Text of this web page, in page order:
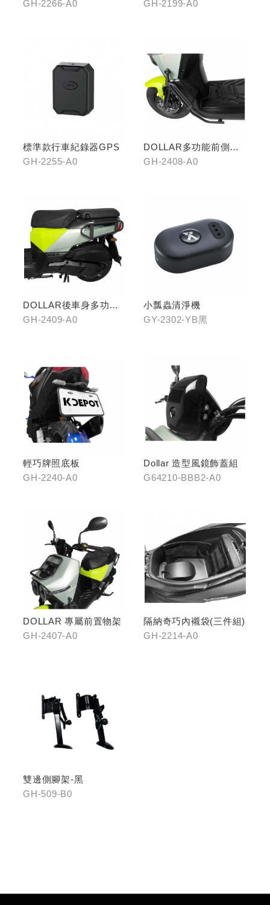
GH-2266-A0
GH-2199-A0
標準款行車紀錄器GPS
GH-2255-A0
DOLLAR多功能前側置
物架
GH-2408-A0
DOLLAR後車身多功能
置物架
GH-2409-A0
小瓢蟲清淨機
GY-2302-YB黑
輕巧牌照底板
GH-2240-A0
Dollar 造型風鏡飾蓋組
G64210-BBB2-A0
DOLLAR 專屬前置物架
GH-2407-A0
隔納奇巧內襯袋(三件組)
GH-2214-A0
雙邊側腳架-黑
GH-509-B0